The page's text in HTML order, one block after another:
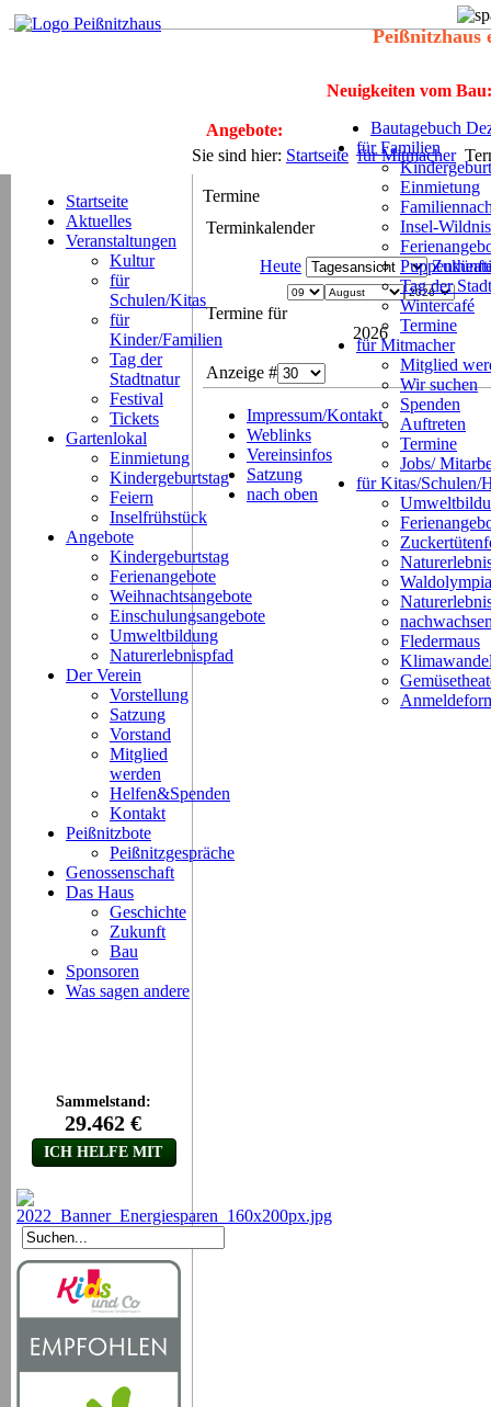
Peißnitzhaus
Neuigkeiten vom Bau:
Bautagebuch
für Familien
Einmietung
Insel-
Tag der
Wintercafé
Termine
für Mitmacher
Mitglied
Wir suchen
Spenden
Auftreten
Termine
Jobs/
für Kitas/Schulen/
Fledermaus
Angebote:
Sie sind hier: Startseite für Mitmacher
Startseite
Aktuelles
Veranstaltungen
Kultur
für
Schulen/Kitas
für
Kinder/Familien
Tag der
Stadtnatur
Festival
Tickets
Gartenlokal
Einmietung
Kindergeburtstag
Feiern
Inselfrühstück
Angebote
Kindergeburtstag
Ferienangebote
Weihnachtsangebote
Einschulungsangebote
Umweltbildung
Naturerlebnispfad
Der Verein
Vorstellung
Satzung
Vorstand
Mitglied
werden
Helfen&Spenden
Kontakt
Peißnitzbote
Peißnitzgespräche
Genossenschaft
Das Haus
Geschichte
Zukunft
Bau
Sponsoren
Was sagen andere
Termine
Terminkalender
Heute
Termine für
2026
Anzeige #
Impressum/Kontakt
Weblinks
Vereinsinfos
Satzung
nach oben